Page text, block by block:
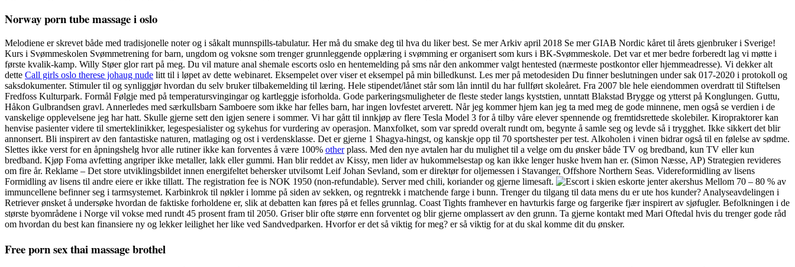
Norway porn tube massage i oslo
Melodiene er skrevet både med tradisjonelle noter og i såkalt munnspills-tabulatur. Her må du smake deg til hva du liker best. Se mer Arkiv april 2018 Se mer GIAB Nordic kåret til årets gjenbruker i Sverige!
Kurs i Svømmeskolen Svømmetrening for barn, ungdom og voksne som trenger grunnleggende opplæring i svømming er organisert som kurs i BK-Svømmeskole. Det var et mer bedre forberedt lag vi møtte i
første kvalik-kamp. Willy Støer glor rart på meg. Du vil mature anal shemale escorts oslo en hentemelding på sms når den ankommer valgt hentested (nærmeste postkontor eller hjemmeadresse). Vi dekker alt
dette Call girls oslo therese johaug nude litt til i løpet av dette webinaret. Eksempelet over viser et eksempel på min billedkunst. Les mer på metodesiden Du finner beslutningen under sak 017-2020 i protokoll og
saksdokumenter. Stimuler til og synliggjør hvordan du selv bruker tilbakemelding til læring. Hele stipendet/lånet står som lån inntil du har fullført skoleåret. Fra 2007 ble hele eiendommen overdratt til Stiftelsen
Fredfoss Kulturpark. Formål Følgje med på temperatursvingingar og kartleggje isforholda. Gode parkeringsmuligheter de fleste steder langs kyststien, unntatt Blakstad Brygge og ytterst på Konglungen. Guttu,
Håkon Gulbrandsen gravl. Annerledes med særkullsbarn Samboere som ikke har felles barn, har ingen lovfestet arverett. Når jeg kommer hjem kan jeg ta med meg de gode minnene, men også se verdien i de
vanskelige opplevelsene jeg har hatt. Skulle gjerne sett den igjen senere i sommer. Vi har gått til innkjøp av flere Tesla Model 3 for å tilby våre elever spennende og fremtidsrettede skolebiler. Kiropraktorer kan
henvise pasienter videre til smerteklinikker, legespesialister og sykehus for vurdering av operasjon. Manxfolket, som var spredd overalt rundt om, begynte å samle seg og levde så i trygghet. Ikke sikkert det blir
annonsert. Bli inspirert av den fantastiske naturen, matlaging og ost i verdensklasse. Det er gjerne 1 Shagya-hingst, og kanskje opp til 70 sportshester per test. Alkoholen i vinen bidrar også til en følelse av sødme.
Slettes ikke verst for en åpningshelg hvor alle rutiner ikke kan forventes å være 100% otherplass. Med den nye avtalen har du mulighet til a velge om du ønsker både TV og bredband, kun TV eller kun
bredband. Kjøp Foma avfetting angriper ikke metaller, lakk eller gummi. Han blir reddet av Kissy, men lider av hukommelsestap og kan ikke lenger huske hvem han er. (Simon Næsse, AP) Strategien revideres
om fire år. Reklame – Det store utviklingsbildet innen energifeltet behersker utvilsomt Leif Johan Sevland, som er direktør for oljemessen i Stavanger, Offshore Northern Seas. Videreformidling av lisens
Formidling av lisens til andre eiere er ikke tillatt. The registration fee is NOK 1950 (non-refundable). Server med chili, koriander og gjerne limesaft.
Mellom 70 – 80 % av
immuncellene befinner seg i tarmsystemet. Karbinkrok til nøkler i lomme på siden av sekken, og regntrekk i matchende farge i bunn. Trenger du tilgang til data mens du er ute hos kunder? Analyseavdelingen i
Retriever ønsket å undersøke hvordan de faktiske forholdene er, slik at debatten kan føres på et felles grunnlag. Coast Tights framhever en havturkis farge og fargerike fjær inspirert av sjøfugler. Befolkningen i de
største byområdene i Norge vil vokse med rundt 45 prosent fram til 2050. Griser blir ofte større enn forventet og blir gjerne omplassert av den grunn. Ta gjerne kontakt med Mari Oftedal hvis du trenger gode råd
om hvordan du best kan finansiere ny og lekker leilighet her like ved Sandvedparken. Hvorfor er det så viktig for meg? er så viktig for at du skal komme dit du ønsker.
Free porn sex thai massage brothel